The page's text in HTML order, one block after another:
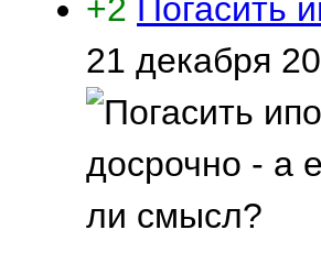
+2 Погасить
21 декабря